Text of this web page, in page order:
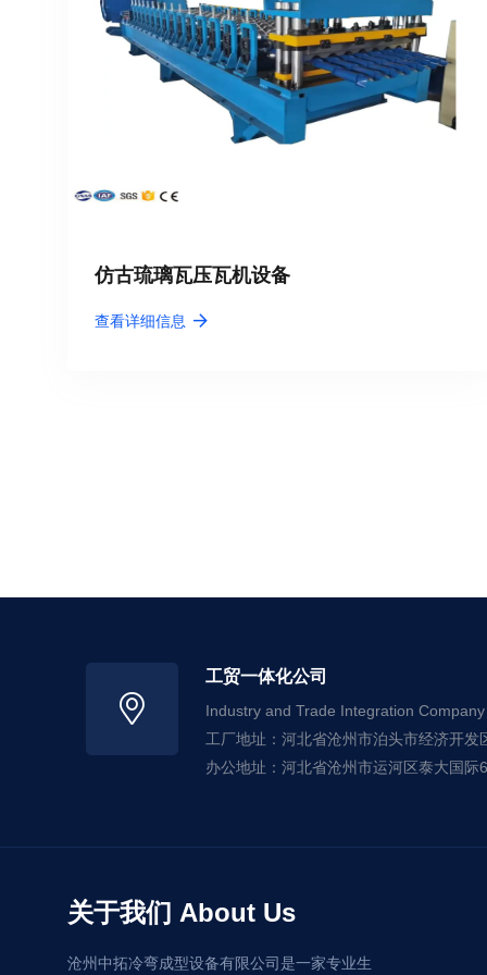
仿古琉璃瓦压瓦机设备
查看详细信息
工贸一体化公司
Industry and Trade Integration Company
工厂地址：河北省沧州市泊头市经济开发
办公地址：河北省沧州市运河区泰大国际
关于我们 About Us
沧州中拓冷弯成型设备有限公司是一家专业生